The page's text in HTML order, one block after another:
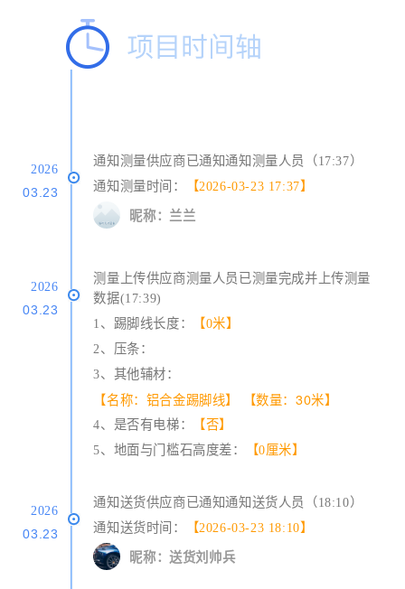
2026
03.23
通知测量供应商已通知通知测量人员（17:37）
通知测量时间：
【2026-03-23 17:37】
昵称：兰兰
2026
03.23
测量上传供应商测量人员已测量完成并上传测量
数据(17:39)
1、踢脚线长度：
【0米】
2、压条：
3、其他辅材：
【名称：铝合金踢脚线】 【数量：30米】
4、是否有电梯：
【否】
5、地面与门槛石高度差：
【0厘米】
2026
03.23
通知送货供应商已通知通知送货人员（18:10）
通知送货时间：
【2026-03-23 18:10】
昵称：送货刘帅兵